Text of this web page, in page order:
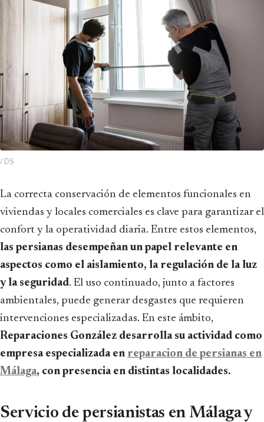
/ DS
La correcta conservación de elementos funcionales en
viviendas y locales comerciales es clave para garantizar el
confort y la operatividad diaria. Entre estos elementos,
las persianas desempeñan un papel relevante en
aspectos como el aislamiento, la regulación de la luz
y la seguridad. El uso continuado, junto a factores
ambientales, puede generar desgastes que requieren
intervenciones especializadas. En este ámbito,
Reparaciones González desarrolla su actividad como
empresa especializada en reparacion de persianas en
Málaga, con presencia en distintas localidades.
Servicio de persianistas en Málaga y